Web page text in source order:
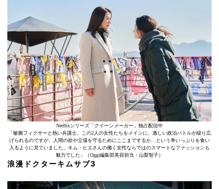
Netflixシリーズ「クイーンメーカー」独占配信中
「敏腕フィクサーと熱い弁護士。この2人の女性たちをメインに、激しい政治バトルが繰り広
げられるのですが、人間の欲や立場を守るためにここまでするか…という争いっぷりを食い
入るように見ていました。キム・ヒエさんの働く女性ならではのスマートなファッションも
魅力でした」（Oggi編集部美容担当・山梨智子）
浪漫ドクターキムサブ3